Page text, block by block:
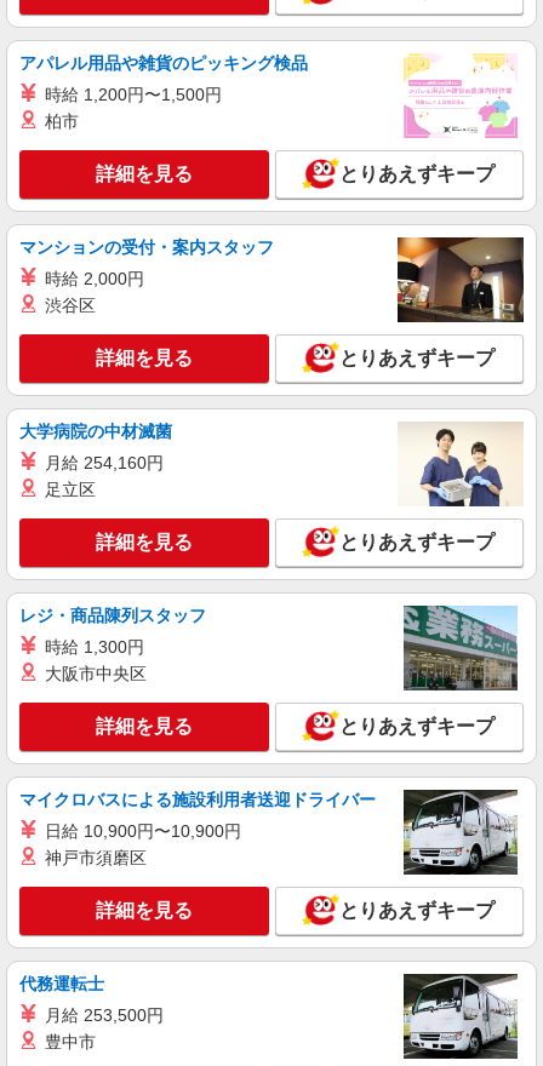
アパレル用品や雑貨のピッキング検品
時給 1,200円〜1,500円
柏市
詳細を見る とりあえずキープ
マンションの受付・案内スタッフ
時給 2,000円
渋谷区
詳細を見る とりあえずキープ
大学病院の中材滅菌
月給 254,160円
足立区
詳細を見る とりあえずキープ
レジ・商品陳列スタッフ
時給 1,300円
大阪市中央区
詳細を見る とりあえずキープ
マイクロバスによる施設利用者送迎ドライバー
日給 10,900円〜10,900円
神戸市須磨区
詳細を見る とりあえずキープ
代務運転士
月給 253,500円
豊中市